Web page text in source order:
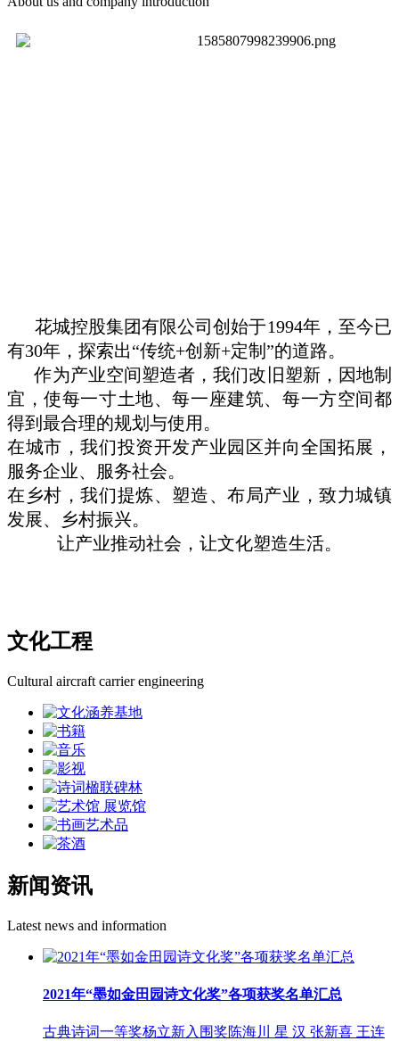
花城控股集团有限公司创始于1994年，至今已
有30年，探索出“传统+创新+定制 ”的道路。
作为产业空间塑造者，我们改旧塑新，因地制
宜，使每一寸土地、每一座建筑、每一方空间都
得到最合理的规划与使用。
在城市，我们投资开发产业园区并向全国拓展，
服务企业、服务社会。
在乡村，我们提炼、塑造、布局产业，致力城镇
发展、乡村振兴。
让产业推动社会，让文化塑造生活。
文化工程
Cultural aircraft carrier engineering
新闻资讯
Latest news and information
2021年“墨如金田园诗文化奖”各项获奖名单汇总
古典诗词一等奖杨立新入围奖陈海川 星 汉 张新喜 王连